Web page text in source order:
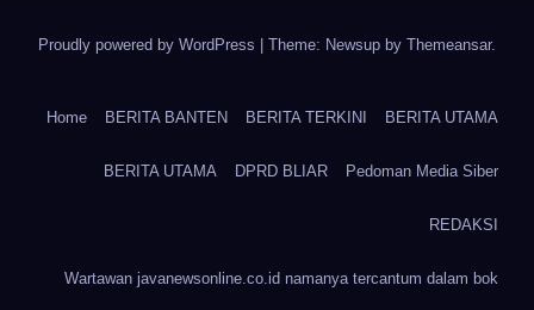
Proudly powered by WordPress | Theme: Newsup by Themeansar.
Home BERITA BANTEN BERITA TERKINI BERITA UTAMA
BERITA UTAMA DPRD BLIAR Pedoman Media Siber
REDAKSI
Wartawan javanewsonline.co.id namanya tercantum dalam bok